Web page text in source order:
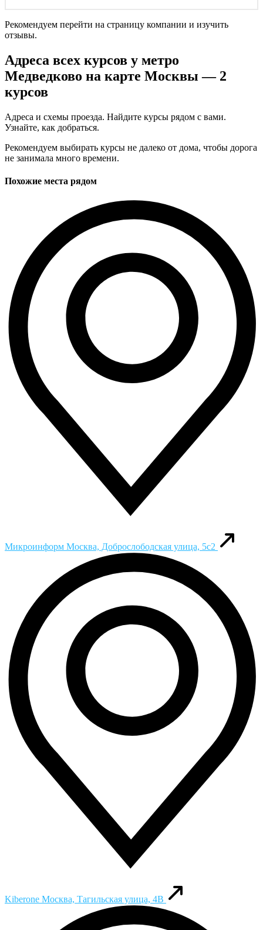
Рекомендуем перейти на страницу компании и изучить
отзывы.
Адреса всех курсов у метро
Медведково на карте Москвы — 2
курсов
Адреса и схемы проезда. Найдите курсы рядом с вами.
Узнайте, как добраться.
Рекомендуем выбирать курсы не далеко от дома, чтобы дорога
не занимала много времени.
Похожие места рядом
Микроинформ Москва, Доброслободская улица, 5с2
Kiberone Москва, Тагильская улица, 4В